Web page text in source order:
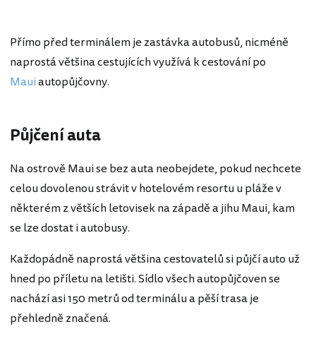
Přímo před terminálem je zastávka autobusů, nicméně
naprostá většina cestujících využívá k cestování po
Mauiautopůjčovny.
Půjčení auta
Na ostrově Maui se bez auta neobejdete, pokud nechcete
celou dovolenou strávit v hotelovém resortu u pláže v
některém z větších letovisek na západě a jihu Maui, kam
se lze dostat i autobusy.
Každopádně naprostá většina cestovatelů si půjčí auto už
hned po příletu na letišti. Sídlo všech autopůjčoven se
nachází asi 150 metrů od terminálu a pěší trasa je
přehledně značená.